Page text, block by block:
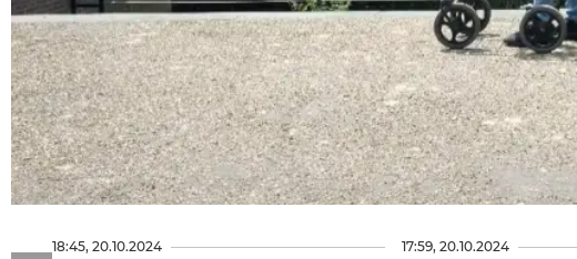
18:45, 20.10.2024 17:59, 20.10.2024